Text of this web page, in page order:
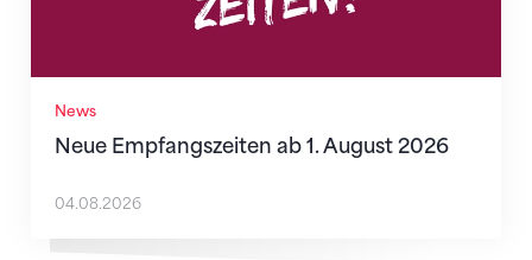
News
Neue Empfangszeiten ab 1. August 2026
04.08.2026